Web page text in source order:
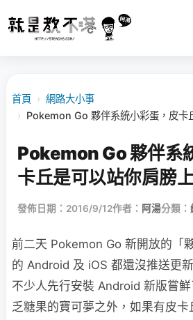
首頁 › 網路大小事
› Pokemon Go 夥伴系統小彩蛋，皮卡
Pokemon Go 夥伴系
卡丘是可以站你肩膀
發佈日期：2016/9/12作者： 阿湯分類：
前二天 Pokemon Go 新開放的「
的 Android 及 iOS 都還沒推送更
不少人先行安裝 Android 新版嘗
乏糖果的寶可夢之外，如果有皮